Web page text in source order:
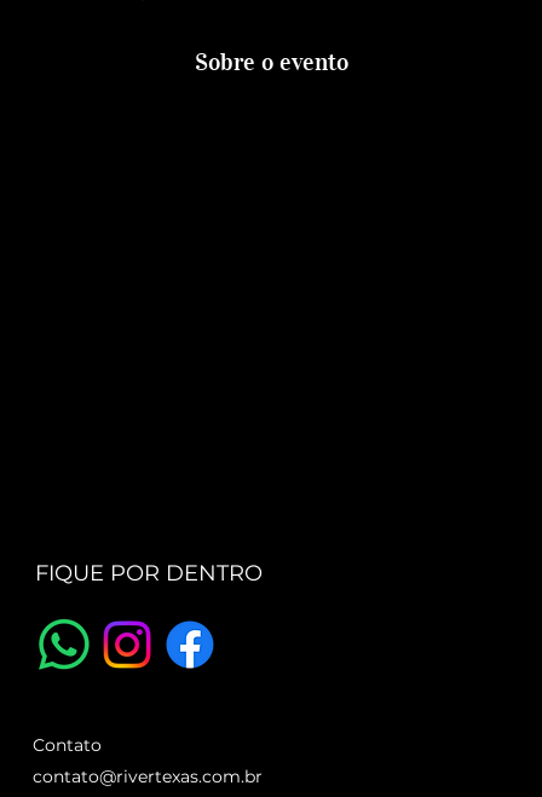
Sobre o evento
FIQUE POR DENTRO
Contato
contato@rivertexas.com.br